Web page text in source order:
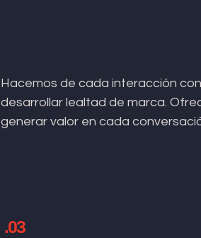
Hacemos de cada interacción
desarrollar lealtad de marca.
generar valor en cada
.03